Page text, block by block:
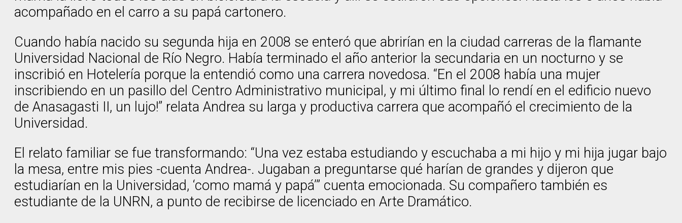
acompañado en el carro a su papá cartonero.
Cuando había nacido su segunda hija en 2008 se enteró que abrirían en la ciudad carreras de la flamante
Universidad Nacional de Río Negro. Había terminado el año anterior la secundaria en un nocturno y se
inscribió en Hotelería porque la entendió como una carrera novedosa. “En el 2008 había una mujer
inscribiendo en un pasillo del Centro Administrativo municipal, y mi último final lo rendí en el edificio nuevo
de Anasagasti II, un lujo!” relata Andrea su larga y productiva carrera que acompañó el crecimiento de la
Universidad.
El relato familiar se fue transformando: “Una vez estaba estudiando y escuchaba a mi hijo y mi hija jugar bajo
la mesa, entre mis pies -cuenta Andrea-. Jugaban a preguntarse qué harían de grandes y dijeron que
estudiarían en la Universidad, ‘como mamá y papá’” cuenta emocionada. Su compañero también es
estudiante de la UNRN, a punto de recibirse de licenciado en Arte Dramático.